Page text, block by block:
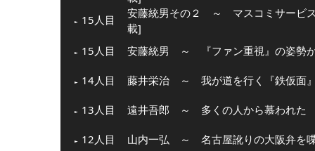
15人目
安藤統男その２ ～ マスコミサービ
載]
15人目
安藤統男 ～ 『ファン重視』の姿勢
14人目 藤井栄治 ～ 我が道を行く『鉄仮面
13人目 遠井吾郎 ～ 多くの人から慕われた
12人目 山内一弘 ～ 名古屋訛りの大阪弁を